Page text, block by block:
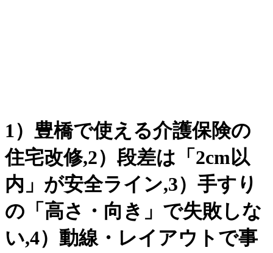
1）豊橋で使える介護保険の
住宅改修,2）段差は「2cm以
内」が安全ライン,3）手すり
の「高さ・向き」で失敗しな
い,4）動線・レイアウトで事